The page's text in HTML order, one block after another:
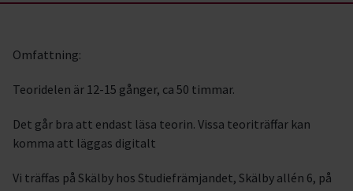
Omfattning:
Teoridelen är 12-15 gånger, ca 50 timmar.
Det går bra att endast läsa teorin. Vissa teoriträffar kan
komma att läggas digitalt
Vi träffas på Skälby hos Studiefrämjandet, Skälby allén 6, på